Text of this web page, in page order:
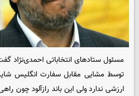
مسئول ستادهای انتخاباتی احمدی‌نژاد
توسط مشایی مقابل سفارت انگلیس
ارزشی ندارد ولی این باند رازآلود چون